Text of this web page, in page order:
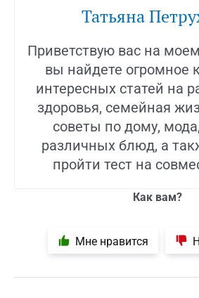
Татьяна
Приветствую вас на
вы найдете огромное
интересных статей на
здоровья, семейная
советы по дому,
различных блюд, а
пройти тест на
Как вам?
Мне нравится